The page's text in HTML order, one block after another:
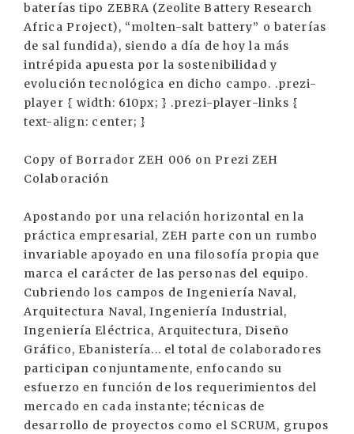
baterías tipo ZEBRA (Zeolite Battery Research
Africa Project), “molten-salt battery” o baterías
de sal fundida), siendo a día de hoy la más
intrépida apuesta por la sostenibilidad y
evolución tecnológica en dicho campo. .prezi-
player { width: 610px; } .prezi-player-links {
text-align: center; }
Copy of Borrador ZEH 006 on Prezi ZEH
Colaboración
Apostando por una relación horizontal en la
práctica empresarial, ZEH parte con un rumbo
invariable apoyado en una filosofía propia que
marca el carácter de las personas del equipo.
Cubriendo los campos de Ingeniería Naval,
Arquitectura Naval, Ingeniería Industrial,
Ingeniería Eléctrica, Arquitectura, Diseño
Gráfico, Ebanistería... el total de colaboradores
participan conjuntamente, enfocando su
esfuerzo en función de los requerimientos del
mercado en cada instante; técnicas de
desarrollo de proyectos como el SCRUM, grupos